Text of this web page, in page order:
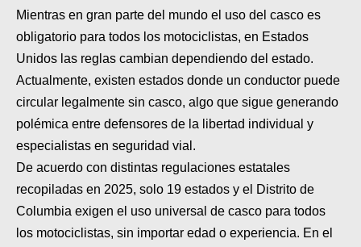
NOTICIAS
NACIONALES
MOBIL
PLANES
GUÍA DE PRECIOS
MOTOS HONDA PERÚ
Mientras en gran parte del mundo el uso del casco es
obligatorio para todos los motociclistas, en Estados
Unidos las reglas cambian dependiendo del estado.
Actualmente, existen estados donde un conductor puede
circular legalmente sin casco, algo que sigue generando
polémica entre defensores de la libertad individual y
especialistas en seguridad vial.
De acuerdo con distintas regulaciones estatales
recopiladas en 2025, solo 19 estados y el Distrito de
Columbia exigen el uso universal de casco para todos
los motociclistas, sin importar edad o experiencia. En el